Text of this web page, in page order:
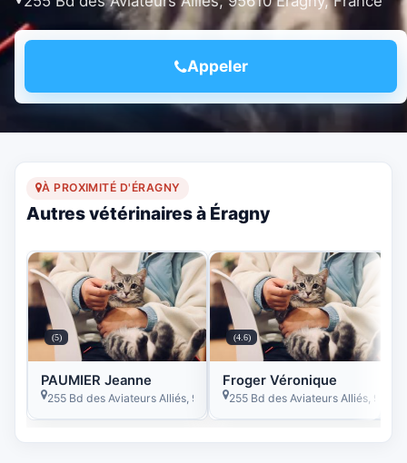
Appeler
À PROXIMITÉ D'ÉRAGNY
Autres vétérinaires à Éragny
(5)
PAUMIER Jeanne
255 Bd des Aviateurs Alliés, 95610 Éragny, France
(4.6)
Froger Véronique
255 Bd des Aviateurs Alliés,